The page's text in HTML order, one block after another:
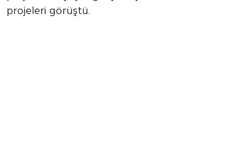
projelerin açılışını gerçekleştirdi ve kritik